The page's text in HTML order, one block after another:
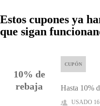
Estos cupones ya
que sigan
10% de
rebaja
CUPÓN
Hasta 10%
USADO